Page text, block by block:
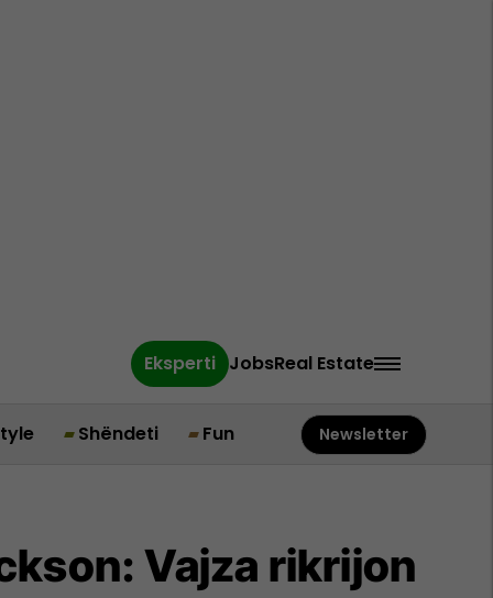
Eksperti JobsReal Estate
Shëndeti Fun Newsletter
Vajza rikrijon